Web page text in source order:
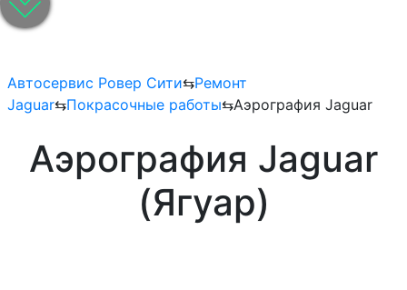
Автосервис Ровер Сити⇆Ремонт
Jaguar⇆Покрасочные работы⇆Аэрография Jaguar
Аэрография Jaguar
(Ягуар)